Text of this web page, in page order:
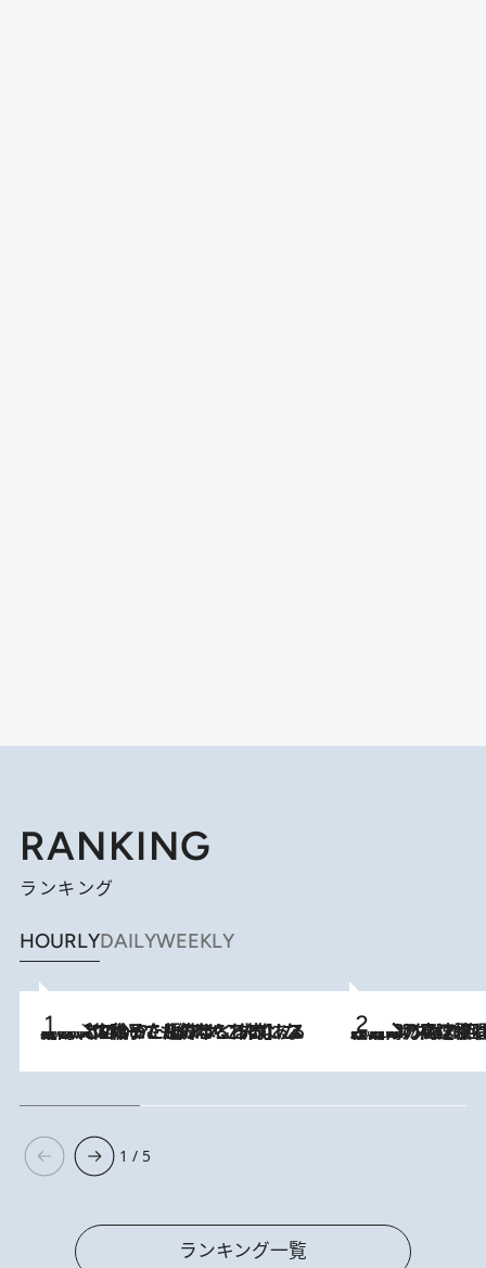
RANKING
ランキング
HOURLYDAILYWEEKLY
2026.8.5
【阿川佐和子さんの年とる力】なぜ70代で始めた趣味は“こんなに楽しい”のか？ ピアノ、俳句…スランプに陥っても続けられる“ある秘訣”とは 2026.8.7
「湘南乃風に憧れて」観客大盛上がりの“タオル回し”に、ラッパー顔負けの高速歌唱まで…さだまさし（74）のアグレッシブすぎる現在地
1 / 5
ランキング一覧